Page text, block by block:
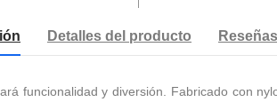
Detalles del producto
funcionalidad y diversión. Fabricado con